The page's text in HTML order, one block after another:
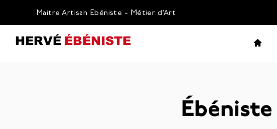
Maitre Artisan Ebéniste - Métier d’Art
HERVÉ ÉBÉNISTE